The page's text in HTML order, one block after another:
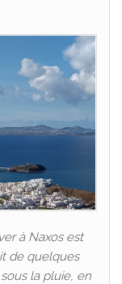
à Naxos est
de quelques
la pluie, en